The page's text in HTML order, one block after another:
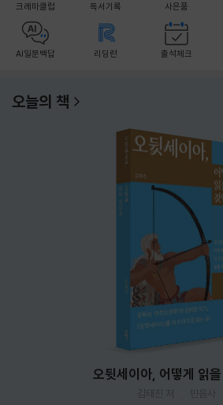
크레마클럽 독서기록 사은품
AI일문백답 리딩런 출석체크
오늘의 책
오뒷세이아, 어떻게 읽
김태진 저
민음사